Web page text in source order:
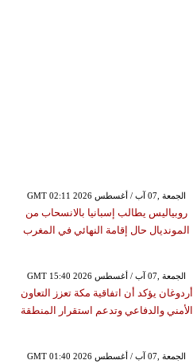
GMT 02:11 2026 الجمعة ,07 آب / أغسطس
روبياليس يطالب إسبانيا بالانسحاب من
المونديال حال إقامة النهائي في المغرب
GMT 15:40 2026 الجمعة ,07 آب / أغسطس
أردوغان يؤكد أن اتفاقية مكة تعزز التعاون
الأمني والدفاعي وتدعم استقرار المنطقة
GMT 01:40 2026 الجمعة ,07 آب / أغسطس